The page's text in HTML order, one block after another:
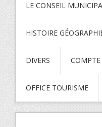
LE CONSEIL
HISTOIRE
DIVERS COMPTE
OFFICE TOURISME